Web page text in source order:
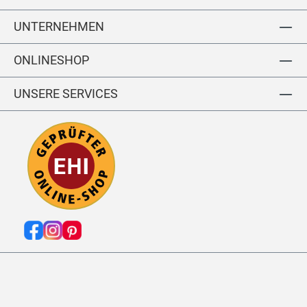
UNTERNEHMEN
ONLINESHOP
UNSERE SERVICES